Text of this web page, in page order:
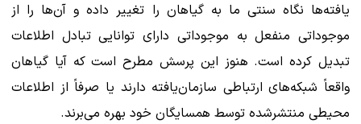
یافته‌ها نگاه سنتی ما به گیاهان را تغییر داده و آن‌ها را از
موجوداتی منفعل به موجوداتی دارای توانایی تبادل اطلاعات
تبدیل کرده است. هنوز این پرسش مطرح است که آیا گیاهان
واقعاً شبکه‌های ارتباطی سازمان‌یافته دارند یا صرفاً از اطلاعات
محیطی منتشرشده توسط همسایگان خود بهره می‌برند.